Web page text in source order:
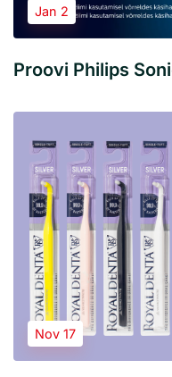
Jan 2
Proovi Philips
Nov 17